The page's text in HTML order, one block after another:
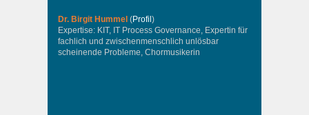
Dr. Birgit Hummel (Profil )
Expertise: KIT, IT Process Governance, Expertin für
fachlich und zwischenmenschlich unlösbar
scheinende Probleme, Chormusikerin